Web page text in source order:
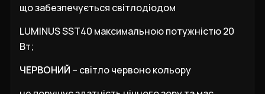
що забезпечується світлодіодом
LUMINUSSST40 максимальною потужністю 20
Вт;
ЧЕРВОНИЙ – світло червоно кольору